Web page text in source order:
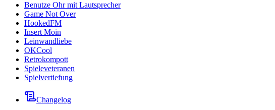
Benutze Ohr mit Lautsprecher
Game Not Over
HookedFM
Insert Moin
Leinwandliebe
OKCool
Retrokompott
Spieleveteranen
Spielvertiefung
Changelog